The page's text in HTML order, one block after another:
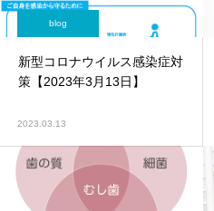
blog
新型コロナウイルス感染症対
策【2023年3月13日】
2023.03.13